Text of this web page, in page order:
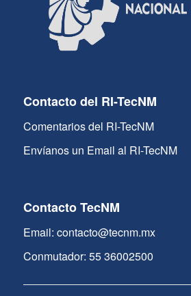
Contacto del RI-TecNM
Comentarios del RI-TecNM
Envíanos un Email al RI-TecNM
Contacto TecNM
Email: contacto@tecnm.mx
Conmutador: 55 36002500